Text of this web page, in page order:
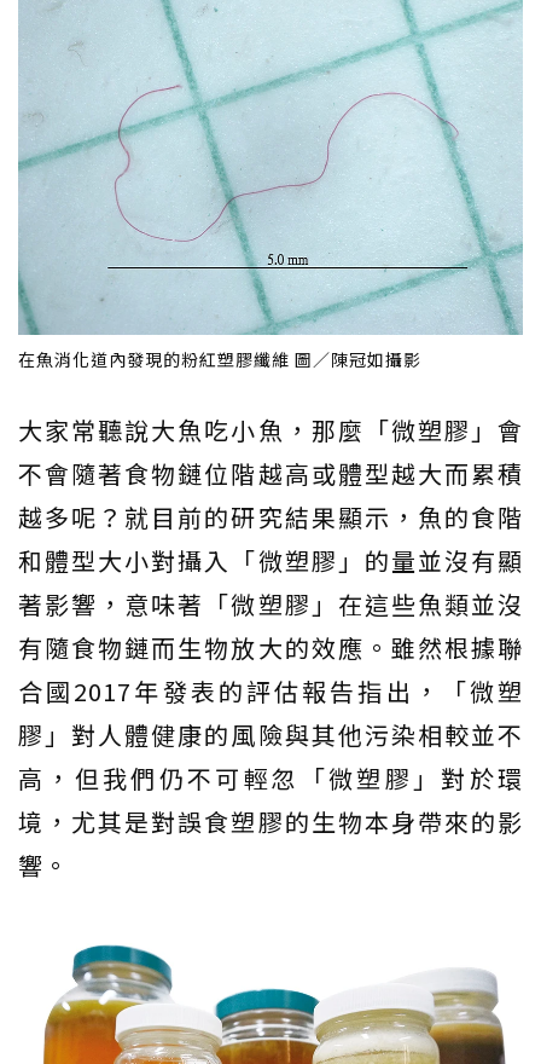
在魚消化道內發現的粉紅塑膠纖維 圖／陳冠如攝影
大家常聽說大魚吃小魚，那麼「微塑膠」會
不會隨著食物鏈位階越高或體型越大而累積
越多呢？就目前的研究結果顯示，魚的食階
和體型大小對攝入「微塑膠」的量並沒有顯
著影響，意味著「微塑膠」在這些魚類並沒
有隨食物鏈而生物放大的效應。雖然根據聯
合國2017年發表的評估報告指出，「微塑
膠」對人體健康的風險與其他污染相較並不
高，但我們仍不可輕忽「微塑膠」對於環
境，尤其是對誤食塑膠的生物本身帶來的影
響。